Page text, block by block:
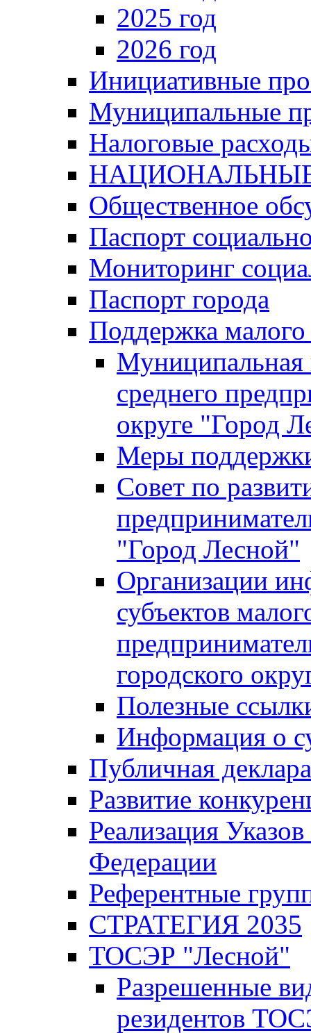
2025 год
2026 год
Инициативные
Муниципальные
Налоговые
Общественное
Паспорт
Мониторинг
Паспорт города
Поддержка малого
Муниципальная
среднего
округе "Город
Меры
Совет по
"Город Лесной"
Организации
субъектов
городского
Полезные
Информация о
Публичная
Развитие
Реализация
Федерации
Референтные
СТРАТЕГИЯ 2035
ТОСЭР "Лесной"
Разрешенные
резидентов